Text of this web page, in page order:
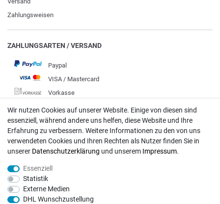
Zahlungsweisen
ZAHLUNGSARTEN / VERSAND
Paypal
VISA / Mastercard
Vorkasse
DHL
Deutsche Post
Bei Fragen wenden Sie sich direkt an unser Service-Team.
info@rasentraktoren-motoren.de
MA-Versand GmbH, 53925 Kall, In der Laach 1-3
Wir nutzen Cookies auf unserer Website. Einige von diesen sind
essenziell, während andere uns helfen, diese Website und Ihre
Erfahrung zu verbessern. Weitere Informationen zu den von uns
verwendeten Cookies und Ihren Rechten als Nutzer finden Sie in
unserer Daten­schutz­erklärung und unserem Impressum.
Essenziell
Statistik
Externe Medien
DHL Wunschzustellung